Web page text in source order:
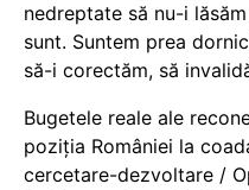
nedreptate să nu-i
sunt. Suntem prea
să-i corectăm, să
Bugetele reale ale
poziția României la
cercetare-dezvoltare /